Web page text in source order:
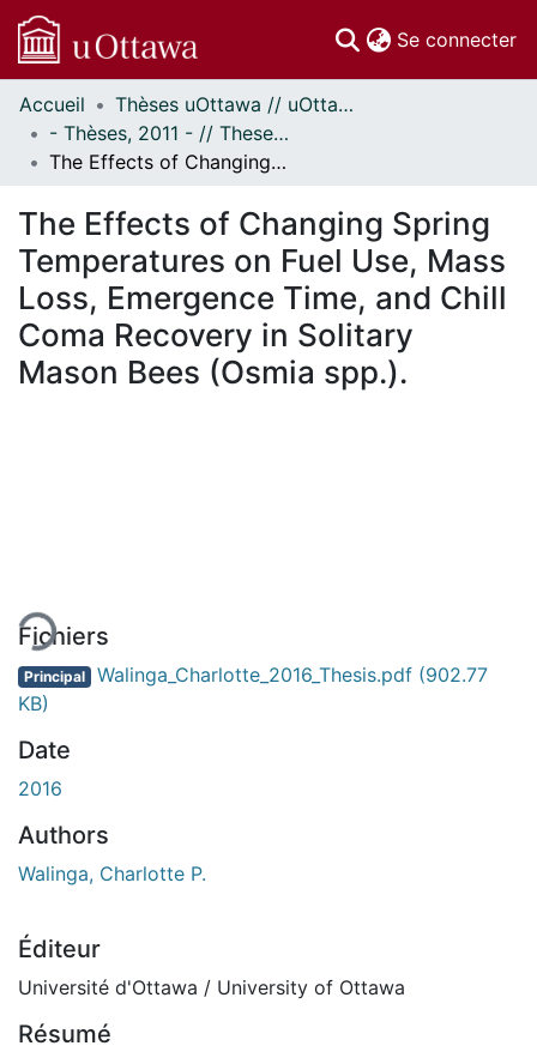
Se connecter
Communautés
et collections
Parcourir
À propos
Accueil
Thèses uOttawa // uOttawa Theses
- Thèses, 2011 - // Theses, 2011 -
The Effects of Changing Spring Temperatures on Fuel Use, Mass Loss, Emergence Time, and Chill Coma Recovery in Solitary Mason Bees (Osmia spp.).
The Effects of Changing Spring
Temperatures on Fuel Use, Mass
Loss, Emergence Time, and Chill
Coma Recovery in Solitary
Mason Bees (Osmia spp.).
Fichiers
Principal Walinga_Charlotte_2016_Thesis.pdf (902.77
KB)
Date
2016
Authors
Walinga, Charlotte P.
Éditeur
Université d'Ottawa / University of Ottawa
Résumé